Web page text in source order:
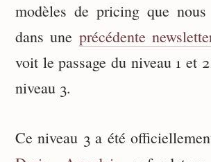
modèles de pricing que
dans une précédente
voit le passage du niveau 1 et
niveau 3.
Ce niveau 3 a été